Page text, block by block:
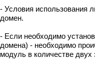
- Условия использования
домен.
- Если необходимо
домена) - необходимо
модуль в количестве двух